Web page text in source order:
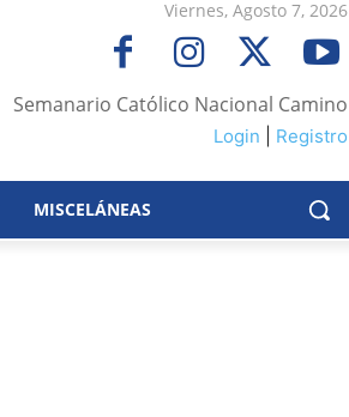
Viernes, Agosto 7, 2026
Semanario Católico Nacional Camino
Login Registro
MISCELÁNEAS